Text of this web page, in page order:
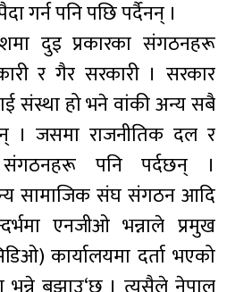
गर्न पनि पछि पर्दैनन् ।
दुइ प्रकारका संगठनहरू
र गैर सरकारी । सरकार
संस्था हो भने वांकी अन्य सबै
। जसमा राजनीतिक दल र
संगठनहरू पनि पर्दछन् ।
सामाजिक संघ संगठन आदि
एनजीओ भन्नाले प्रमुख
कार्यालयमा दर्ता भएको